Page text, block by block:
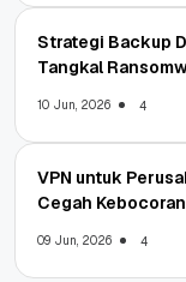
Strategi Backup
Tangkal
10 Jun, 2026 4
VPN untuk
Cegah
09 Jun, 2026 4